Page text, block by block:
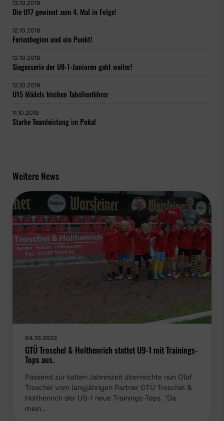
13.10.2019
Die U17 gewinnt zum 4. Mal in Folge!
12.10.2019
Ferienbeginn und ein Punkt!
12.10.2019
Siegesserie der U8-1-Junioren geht weiter!
12.10.2019
U15 Mädels bleiben Tabellenführer
11.10.2019
Starke Teamleistung im Pokal
Weitere News
04.10.2022
GTÜ Troschel & Holthenrich stattet U9-1 mit Trainings-
Tops aus.
Passend zur kalten Jahreszeit überreichte nun Olaf
Troschel vom langjährigen Partner GTÜ Troschel &
Holthenrich der U9-1 neue Trainings-Tops. "Da mein…